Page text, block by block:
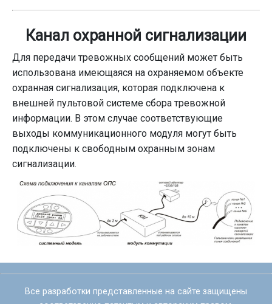
Канал охранной сигнализации
Для передачи тревожных сообщений может быть
использована имеющаяся на охраняемом объекте
охранная сигнализация, которая подключена к
внешней пультовой системе сбора тревожной
информации. В этом случае соответствующие
выходы коммуникационного модуля могут быть
подключены к свободным охранным зонам
сигнализации.
Все разработки представленные на сайте защищены